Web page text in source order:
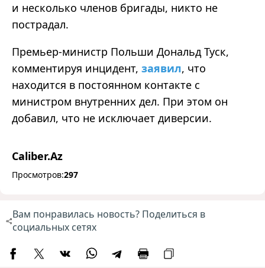
и несколько членов бригады, никто не
пострадал.
Премьер-министр Польши Дональд Туск,
комментируя инцидент, заявил, что
находится в постоянном контакте с
министром внутренних дел. При этом он
добавил, что не исключает диверсии.
Caliber.Az
Просмотров:297
Вам понравилась новость? Поделиться в
социальных сетях